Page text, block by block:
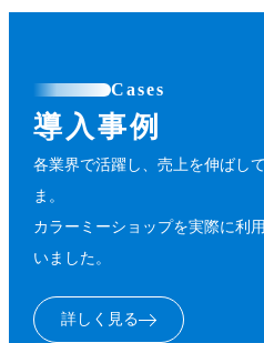
Cases
導入事例
各業界で活躍し、売上を伸ばし
ま。
カラーミーショップを実際に利
いました。
詳しく見る